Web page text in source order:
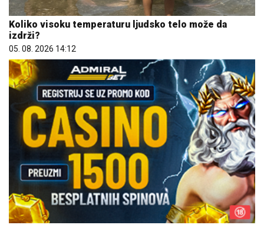
Koliko visoku temperaturu ljudsko telo može da
izdrži?
05. 08. 2026 14:12